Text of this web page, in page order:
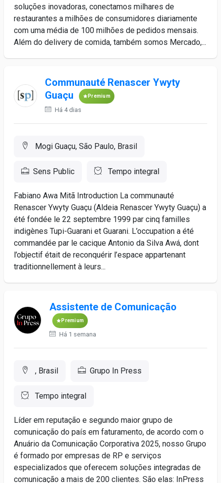
soluções inovadoras, conectamos milhares de
restaurantes a milhões de consumidores diariamente
com uma média de 100 milhões de pedidos mensais.
Além do delivery de comida, também somos Mercado,...
Communauté Renascer Ywyty
Guaçu
Premium
Há 4 dias
Mogi Guaçu, São Paulo, Brasil
Sens Public Tempo integral
Fabiano Awa Mitã Introduction La communauté
Renascer Ywyty Guaçu (Aldeia Renascer Ywyty Guaçu) a
été fondée le 22 septembre 1999 par cinq familles
indigènes Tupi-Guarani et Guarani. L’occupation a été
commandée par le cacique Antonio da Silva Awá, dont
l’objectif était de reconquérir l’espace appartenant
traditionnellement à leurs...
Assistente de Comunicação
Premium
Há 1 semana
, Brasil Grupo In Press
Tempo integral
Líder em reputação e segundo maior grupo de
comunicação do país em faturamento, de acordo com o
Anuário da Comunicação Corporativa 2025, nosso Grupo
é formado por empresas de RP e serviços
especializados que oferecem soluções integradas de
comunicação a mais de 200 clientes. São elas: InPress